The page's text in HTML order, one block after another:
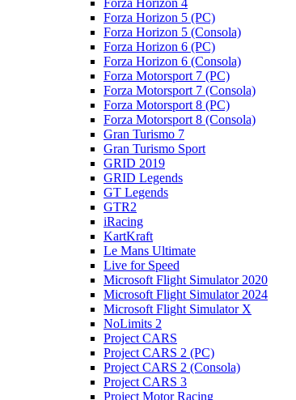
Forza Horizon 4
Forza Horizon 5 (PC)
Forza Horizon 5 (Consola)
Forza Horizon 6 (PC)
Forza Horizon 6 (Consola)
Forza Motorsport 7 (PC)
Forza Motorsport 7 (Consola)
Forza Motorsport 8 (PC)
Forza Motorsport 8 (Consola)
Gran Turismo 7
Gran Turismo Sport
GRID 2019
GRID Legends
GT Legends
GTR2
iRacing
KartKraft
Le Mans Ultimate
Live for Speed
Microsoft Flight Simulator 2020
Microsoft Flight Simulator 2024
Microsoft Flight Simulator X
NoLimits 2
Project CARS
Project CARS 2 (PC)
Project CARS 2 (Consola)
Project CARS 3
Project Motor Racing